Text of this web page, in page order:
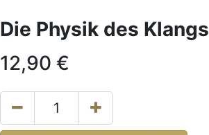
Die Physik des Klangs
12,90 €